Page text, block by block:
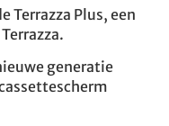
Terrazza Plus, een
generatie